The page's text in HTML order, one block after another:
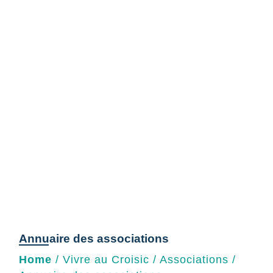
Annuaire des associations
Home / Vivre au Croisic / Associations /